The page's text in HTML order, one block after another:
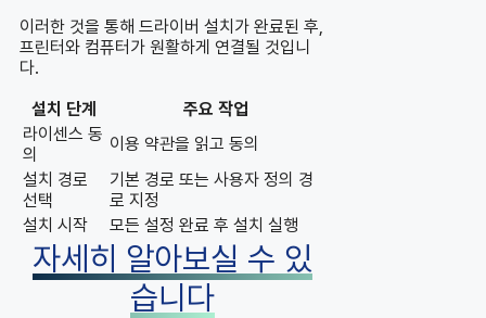
이러한 것을 통해 드라이버 설치가 완료된 후,
프린터와 컴퓨터가 원활하게 연결될 것입니
다.
설치 단계
주요 작업
라이센스 동
의
이용 약관을 읽고 동의
설치 경로
선택
기본 경로 또는 사용자 정의 경
로 지정
설치 시작
모든 설정 완료 후 설치 실행
자세히 알아보실 수 있
습니다